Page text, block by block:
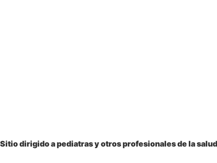
Sitio dirigido apediatras y otros profesionalesde la